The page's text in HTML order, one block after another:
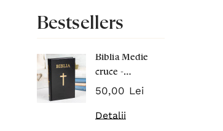
Bestsellers
Biblia Medie
cruce -
Cartonata 063
50,00 Lei
Detalii